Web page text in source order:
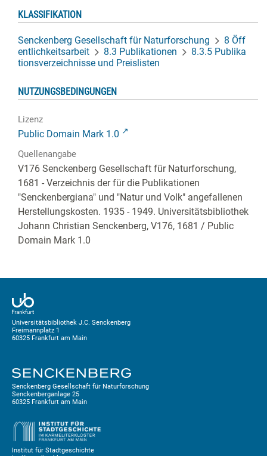
KLASSIFIKATION
Senckenberg Gesellschaft für Naturforschung
8 Öff
entlichkeitsarbeit
8.3 Publikationen
8.3.5 Publika
tionsverzeichnisse und Preislisten
NUTZUNGSBEDINGUNGEN
Lizenz
Public Domain Mark 1.0
Quellenangabe
V176 Senckenberg Gesellschaft für Naturforschung,
1681 - Verzeichnis der für die Publikationen
"Senckenbergiana" und "Natur und Volk" angefallenen
Herstellungskosten. 1935 - 1949. Universitätsbibliothek
Johann Christian Senckenberg, V176, 1681 / Public
Domain Mark 1.0
Universitätsbibliothek J.C. Senckenberg
Freimannplatz 1
60325 Frankfurt am Main
Senckenberg Gesellschaft für Naturforschung
Senckenberganlage 25
60325 Frankfurt am Main
Institut für Stadtgeschichte